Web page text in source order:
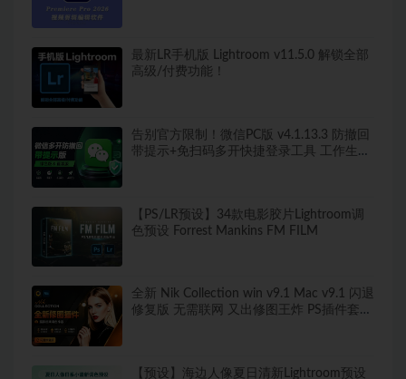
最新LR手机版 Lightroom v11.5.0 解锁全部
高级/付费功能！
告别官方限制！微信PC版 v4.1.13.3 防撤回
带提示+免扫码多开快捷登录工具 工作生活
【PS/LR预设】34款电影胶片Lightroom调
色预设 Forrest Mankins FM FILM
全新 Nik Collection win v9.1 Mac v9.1 闪退
修复版 无需联网 又出修图王炸 PS插件套装
【预设】海边人像夏日清新Lightroom预设